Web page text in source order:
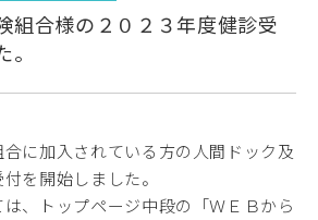
組合様の２０２３年度健診受
に加入されている方の人間ドック及
を開始しました。
、トップページ中段の「ＷＥＢから